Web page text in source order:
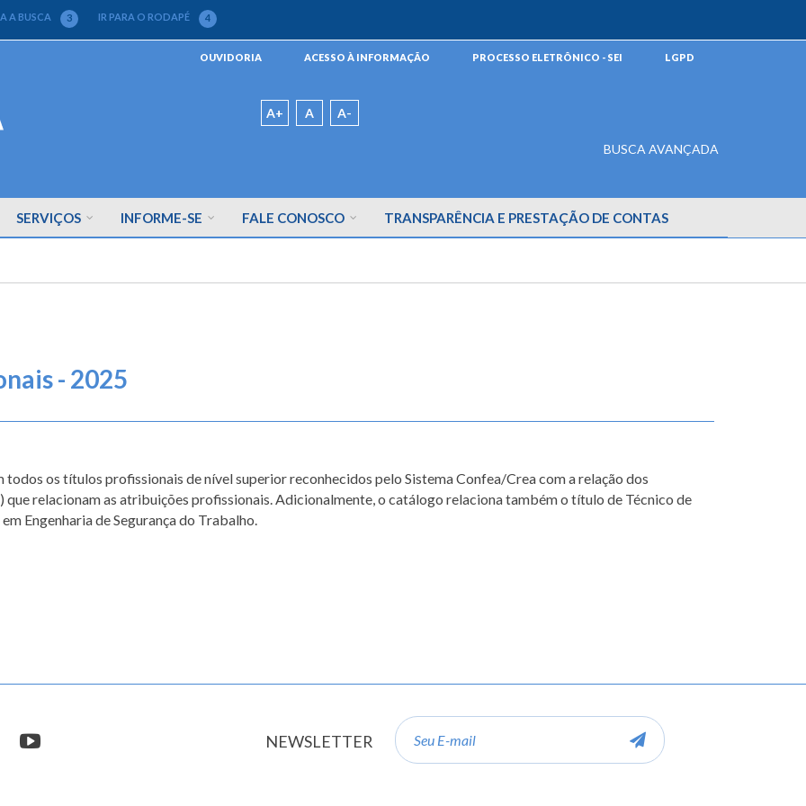
A BUSCA 3 IR PARA O RODAPÉ 4
OUVIDORIA ACESSO À INFORMAÇÃO PROCESSO ELETRÔNICO - SEI LGPD
A+ A A-
BUSCA AVANÇADA
SERVIÇOS INFORME-SE FALE CONOSCO TRANSPARÊNCIA E PRESTAÇÃO DE CONTAS
- 2025
todos os títulos profissionais de nível superior reconhecidos pelo Sistema Confea/Crea com a relação dos
relacionam as atribuições profissionais. Adicionalmente, o catálogo relaciona também o título de Técnico de
Engenharia de Segurança do Trabalho.
youtube NEWSLETTER
E-
mail